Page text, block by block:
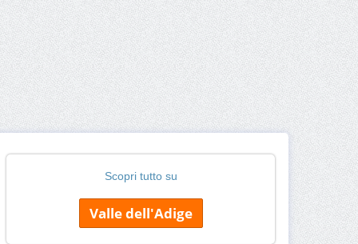
Scopri tutto su
Valle dell'Adige